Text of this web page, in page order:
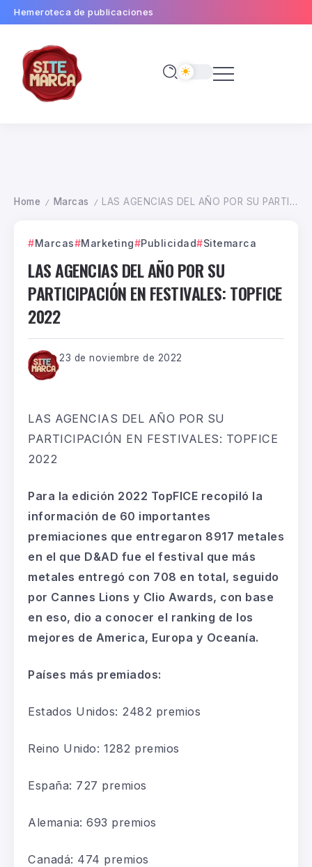
Hemeroteca de publicaciones
Home / Marcas / LAS AGENCIAS DEL AÑO POR SU PARTICIPACIÓN EN FESTIVALES: TOPFICE 2022
Marcas Marketing Publicidad Sitemarca
LAS AGENCIAS DEL AÑO POR SU
PARTICIPACIÓN EN FESTIVALES: TOPFICE
2022
23 de noviembre de 2022
LAS AGENCIAS DEL AÑO POR SU
PARTICIPACIÓN EN FESTIVALES: TOPFICE
2022
Para la edición 2022 TopFICE recopiló la
información de 60 importantes
premiaciones que entregaron 8917 metales
en el que D&AD fue el festival que más
metales entregó con 708 en total, seguido
por Cannes Lions y Clio Awards, con base
en eso, dio a conocer el ranking de los
mejores de America, Europa y Oceanía.
Países más premiados:
Estados Unidos: 2482 premios
Reino Unido: 1282 premios
España: 727 premios
Alemania: 693 premios
Canadá: 474 premios